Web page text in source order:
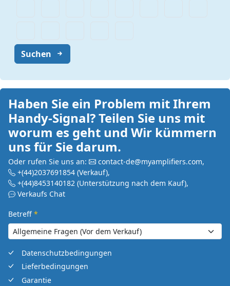
Suchen
Haben Sie ein Problem mit Ihrem
Handy-Signal? Teilen Sie uns mit
worum es geht und Wir kümmern
uns für Sie darum.
Oder rufen Sie uns an: contact-de@myamplifiers.com,
+(44)2037691854 (Verkauf),
+(44)8453140182 (Unterstützung nach dem Kauf),
Verkaufs Chat
Betreff *
Datenschutzbedingungen
Lieferbedingungen
Garantie